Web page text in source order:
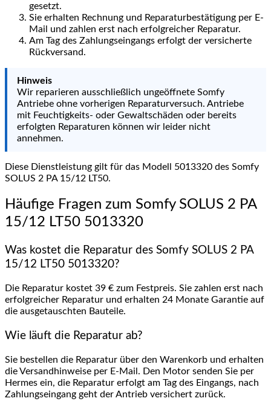
gesetzt.
Sie erhalten Rechnung und Reparaturbestätigung per E-
Mail und zahlen erst nach erfolgreicher Reparatur.
Am Tag des Zahlungseingangs erfolgt der versicherte
Rückversand.
Hinweis
Wir reparieren ausschließlich ungeöffnete Somfy
Antriebe ohne vorherigen Reparaturversuch. Antriebe
mit Feuchtigkeits- oder Gewaltschäden oder bereits
erfolgten Reparaturen können wir leider nicht
annehmen.
Diese Dienstleistung gilt für das Modell 5013320 des Somfy
SOLUS 2 PA 15/12 LT50.
Häufige Fragen zum Somfy SOLUS 2 PA
15/12 LT50 5013320
Was kostet die Reparatur des Somfy SOLUS 2 PA
15/12 LT50 5013320?
Die Reparatur kostet 39 € zum Festpreis. Sie zahlen erst nach
erfolgreicher Reparatur und erhalten 24 Monate Garantie auf
die ausgetauschten Bauteile.
Wie läuft die Reparatur ab?
Sie bestellen die Reparatur über den Warenkorb und erhalten
die Versandhinweise per E-Mail. Den Motor senden Sie per
Hermes ein, die Reparatur erfolgt am Tag des Eingangs, nach
Zahlungseingang geht der Antrieb versichert zurück.